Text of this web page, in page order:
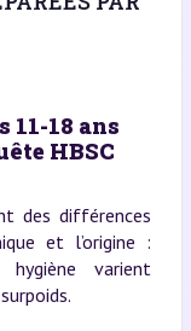
11-18 ans
HBSC
des différences
et l’origine :
varient